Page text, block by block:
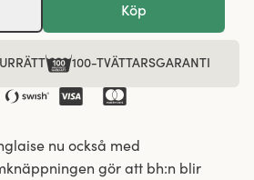
Köp
100-TVÄTTARSGARANTI
nu också med
gör att bh:n blir